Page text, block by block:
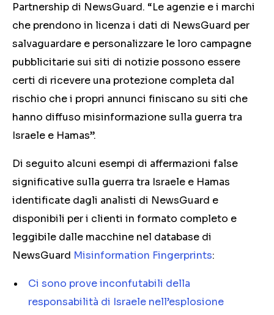
Partnership di NewsGuard. “Le agenzie e i marchi
che prendono in licenza i dati di NewsGuard per
salvaguardare e personalizzare le loro campagne
pubblicitarie sui siti di notizie possono essere
certi di ricevere una protezione completa dal
rischio che i propri annunci finiscano su siti che
hanno diffuso misinformazione sulla guerra tra
Israele e Hamas”.
Di seguito alcuni esempi di affermazioni false
significative sulla guerra tra Israele e Hamas
identificate dagli analisti di NewsGuard e
disponibili per i clienti in formato completo e
leggibile dalle macchine nel database di
NewsGuard Misinformation Fingerprints:
Ci sono prove inconfutabili della
responsabilità di Israele nell’esplosione